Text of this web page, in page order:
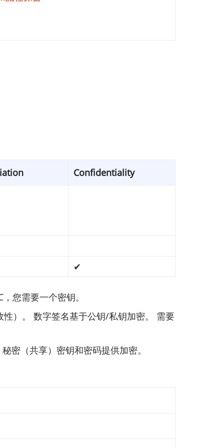
Confidentiality
✔
您需要一个密钥。
）。 数字签名基于公钥/私钥加密。 需要
密（共享）密钥和密码提供加密。